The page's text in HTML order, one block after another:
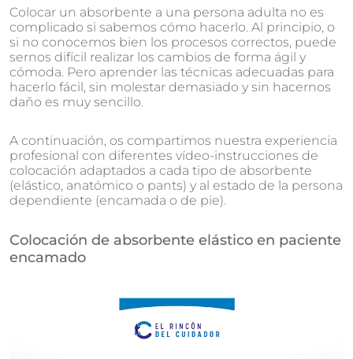
Colocar un absorbente a una persona adulta no es
complicado si sabemos cómo hacerlo. Al principio, o
si no conocemos bien los procesos correctos, puede
sernos difícil realizar los cambios de forma ágil y
cómoda. Pero aprender las técnicas adecuadas para
hacerlo fácil, sin molestar demasiado y sin hacernos
daño es muy sencillo.
A continuación, os compartimos nuestra experiencia
profesional con diferentes vídeo-instrucciones de
colocación adaptados a cada tipo de absorbente
(elástico, anatómico o pants) y al estado de la persona
dependiente (encamada o de pie).
Colocación de absorbente elástico en paciente
encamado